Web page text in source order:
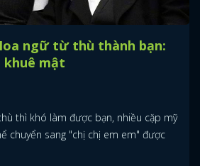
ngữ từ thù thành bạn:
khuê mật
thì khó làm được bạn, nhiều cặp mỹ
chuyển sang "chị chị em em" được